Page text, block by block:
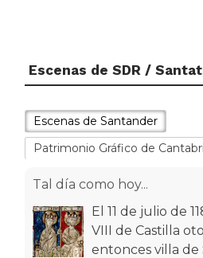
Escenas de SDR /
Escenas de Santander
Patrimonio Gráfico de
Tal día como hoy...
El 11 de julio de
VIII de Castilla
entonces villa de